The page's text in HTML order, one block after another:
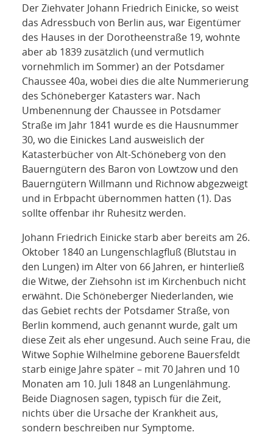
Der Ziehvater Johann Friedrich Einicke, so weist
das Adressbuch von Berlin aus, war Eigentümer
des Hauses in der Dorotheenstraße 19, wohnte
aber ab 1839 zusätzlich (und vermutlich
vornehmlich im Sommer) an der Potsdamer
Chaussee 40a, wobei dies die alte Nummerierung
des Schöneberger Katasters war. Nach
Umbenennung der Chaussee in Potsdamer
Straße im Jahr 1841 wurde es die Hausnummer
30, wo die Einickes Land ausweislich der
Katasterbücher von Alt-Schöneberg von den
Bauerngütern des Baron von Lowtzow und den
Bauerngütern Willmann und Richnow abgezweigt
und in Erbpacht übernommen hatten (1). Das
sollte offenbar ihr Ruhesitz werden.
Johann Friedrich Einicke starb aber bereits am 26.
Oktober 1840 an Lungenschlagfluß (Blutstau in
den Lungen) im Alter von 66 Jahren, er hinterließ
die Witwe, der Ziehsohn ist im Kirchenbuch nicht
erwähnt. Die Schöneberger Niederlanden, wie
das Gebiet rechts der Potsdamer Straße, von
Berlin kommend, auch genannt wurde, galt um
diese Zeit als eher ungesund. Auch seine Frau, die
Witwe Sophie Wilhelmine geborene Bauersfeldt
starb einige Jahre später – mit 70 Jahren und 10
Monaten am 10. Juli 1848 an Lungenlähmung.
Beide Diagnosen sagen, typisch für die Zeit,
nichts über die Ursache der Krankheit aus,
sondern beschreiben nur Symptome.